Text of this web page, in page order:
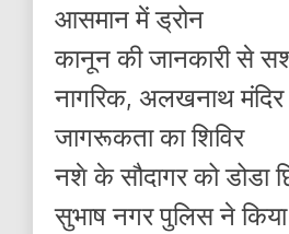
आसमान में ड्रोन
कानून की जानकारी से
नागरिक, अलखनाथ
जागरूकता का शिविर
नशे के सौदागर को डोडा
सुभाष नगर पुलिस ने किया